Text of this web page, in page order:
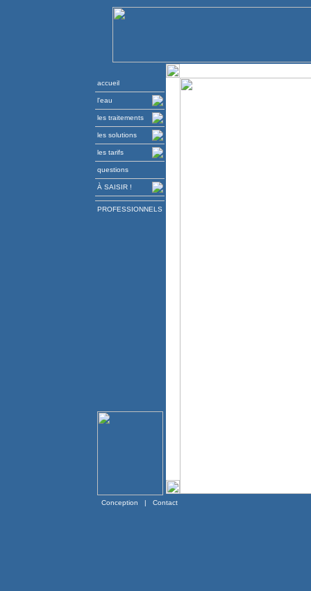
accueil
l'eau
les traitements
les solutions
les tarifs
questions
À SAISIR !
PROFESSIONNELS
Conception | Contact